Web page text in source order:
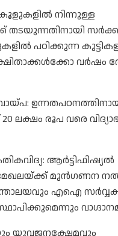
നിന്നുള്ള
പഠിക്കുന്ന
വർഷം
വായ്പ:
ലക്ഷം രൂപ വരെ
ആർട്ടിഫിഷ്യൽ
മേഖലയ്ക്ക് മുൻഗണന
എഐ
യുവജനക്ഷേമവും